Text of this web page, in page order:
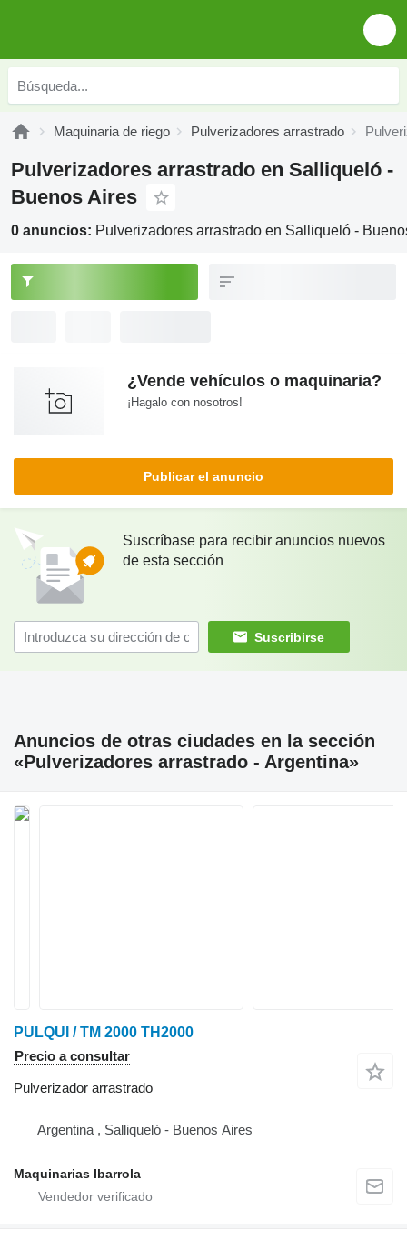
Maquinaria de riego Pulverizadores arrastrado
Pulverizadores arrastrado en Salliqueló -
Buenos Aires
0 anuncios: Pulverizadores arrastrado en Salliqueló -
¿Vende vehículos o maquinaria?
¡Hagalo con nosotros!
Publicar el anuncio
Suscríbase para recibir anuncios nuevos
de esta sección
Suscribirse
Anuncios de otras ciudades en la sección
«Pulverizadores arrastrado - Argentina»
PULQUI / TM 2000 TH2000
Precio a consultar
Pulverizador arrastrado
Argentina , Salliqueló - Buenos Aires
Maquinarias Ibarrola